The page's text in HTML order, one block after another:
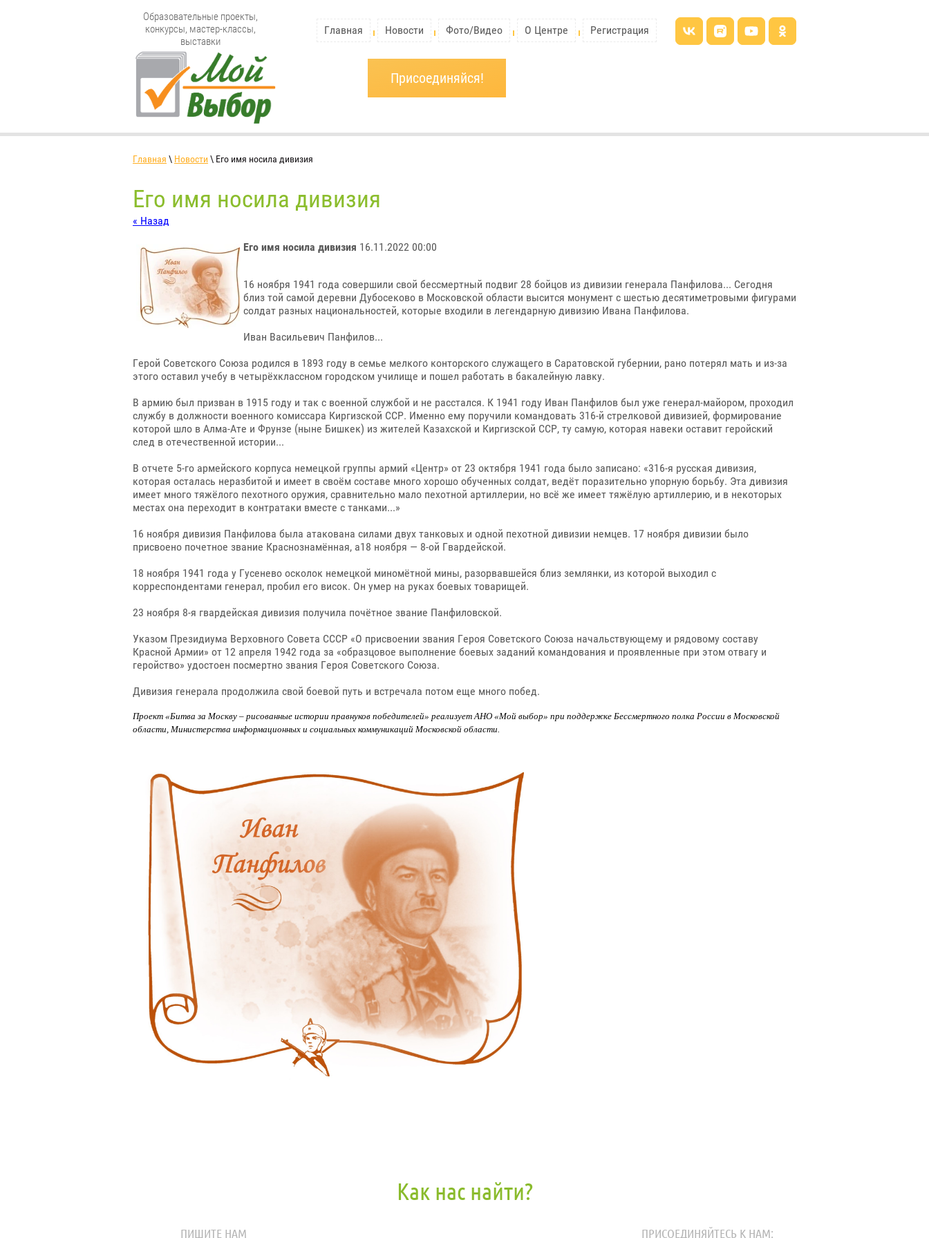
Образовательные проекты,
конкурсы, мастер-классы,
выставки
Главная Новости Фото/Видео О Центре Регистрация
Присоединяйся!
Главная \ Новости\ Его имя носила дивизия
Его имя носила дивизия
« Назад
Его имя носила дивизия 16.11.2022 00:00
16 ноября 1941 года совершили свой бессмертный подвиг 28 бойцов из дивизии генерала Панфилова... Сегодня
близ той самой деревни Дубосеково в Московской области высится монумент с шестью десятиметровыми фигурами
солдат разных национальностей, которые входили в легендарную дивизию Ивана Панфилова.
Иван Васильевич Панфилов...
Герой Советского Союза родился в 1893 году в семье мелкого конторского служащего в Саратовской губернии, рано потерял мать и из-за
этого оставил учебу в четырёхклассном городском училище и пошел работать в бакалейную лавку.
В армию был призван в 1915 году и так с военной службой и не расстался. К 1941 году Иван Панфилов был уже генерал-майором, проходил
службу в должности военного комиссара Киргизской ССР. Именно ему поручили командовать 316-й стрелковой дивизией, формирование
которой шло в Алма-Ате и Фрунзе (ныне Бишкек) из жителей Казахской и Киргизской ССР, ту самую, которая навеки оставит геройский
след в отечественной истории...
В отчете 5-го армейского корпуса немецкой группы армий «Центр» от 23 октября 1941 года было записано: «316-я русская дивизия,
которая осталась неразбитой и имеет в своём составе много хорошо обученных солдат, ведёт поразительно упорную борьбу. Эта дивизия
имеет много тяжёлого пехотного оружия, сравнительно мало пехотной артиллерии, но всё же имеет тяжёлую артиллерию, и в некоторых
местах она переходит в контратаки вместе с танками...»
16 ноября дивизия Панфилова была атакована силами двух танковых и одной пехотной дивизии немцев. 17 ноября дивизии было
присвоено почетное звание Краснознамённая, а18 ноября — 8-ой Гвардейской.
18 ноября 1941 года у Гусенево осколок немецкой миномётной мины, разорвавшейся близ землянки, из которой выходил с
корреспондентами генерал, пробил его висок. Он умер на руках боевых товарищей.
23 ноября 8-я гвардейская дивизия получила почётное звание Панфиловской.
Указом Президиума Верховного Совета СССР «О присвоении звания Героя Советского Союза начальствующему и рядовому составу
Красной Армии» от 12 апреля 1942 года за «образцовое выполнение боевых заданий командования и проявленные при этом отвагу и
геройство» удостоен посмертно звания Героя Советского Союза.
Дивизия генерала продолжила свой боевой путь и встречала потом еще много побед.
Проект «Битва за Москву – рисованные истории правнуков победителей» реализует АНО «Мой выбор» при поддержке Бессмертного полка России в Московской
области, Министерства информационных и социальных коммуникаций Московской области.
Как нас найти?
ПИШИТЕ НАМ ПРИСОЕДИНЯЙТЕСЬ К НАМ: